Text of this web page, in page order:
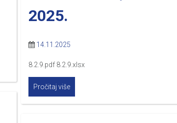
2025.
14.11.2025
8.2.9.pdf 8.2.9.xlsx
Pročitaj više